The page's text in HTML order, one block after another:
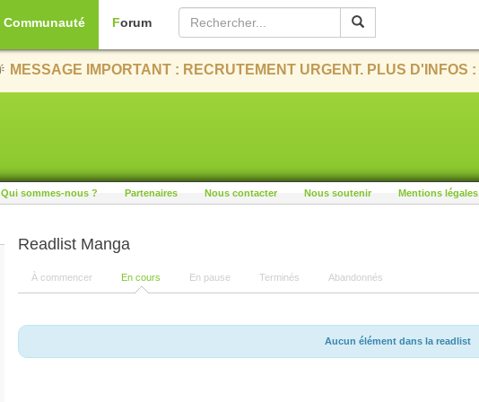
Communauté Forum
MESSAGE IMPORTANT : RECRUTEMENT URGENT. PLUS D'INFOS :
Qui sommes-nous ? Partenaires Nous contacter Nous soutenir Mentions légales
Readlist Manga
À commencer En cours En pause Terminés Abandonnés
Aucun élément dans la readlist